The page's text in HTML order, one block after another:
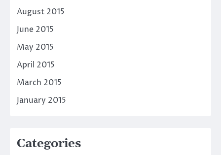
August 2015
June 2015
May 2015
April 2015
March 2015
January 2015
Categories